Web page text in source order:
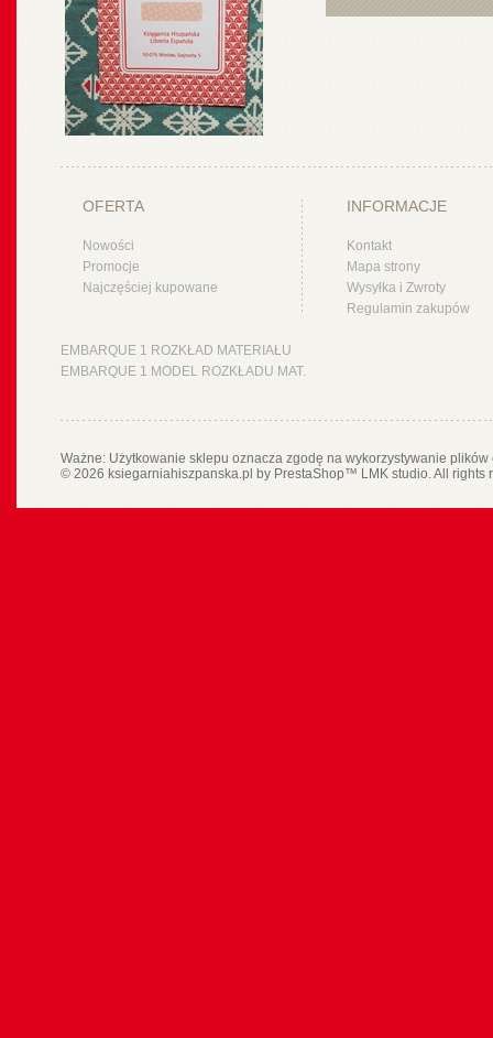
OFERTA
Nowości
Promocje
Najczęściej kupowane
INFORMACJE
Kontakt
Mapa strony
Wysyłka i Zwroty
Regulamin zakupów
EMBARQUE 1 ROZKŁAD MATERIAŁU
EMBARQUE 1 MODEL ROZKŁADU MAT.
Ważne: Użytkowanie sklepu oznacza zgodę na wykorzystywanie
© 2026 ksiegarniahiszpanska.pl by PrestaShop™ LMK studio. All rights